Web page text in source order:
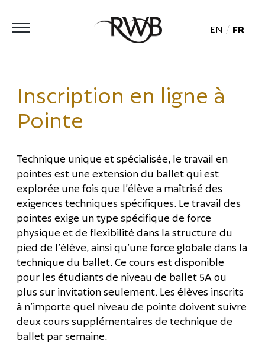
EN FR
Inscription en ligne à
Pointe
Technique unique et spécialisée, le travail en
pointes est une extension du ballet qui est
explorée une fois que l’élève a maîtrisé des
exigences techniques spécifiques. Le travail des
pointes exige un type spécifique de force
physique et de flexibilité dans la structure du
pied de l’élève, ainsi qu’une force globale dans la
technique du ballet. Ce cours est disponible
pour les étudiants de niveau de ballet 5A ou
plus sur invitation seulement. Les élèves inscrits
à n’importe quel niveau de pointe doivent suivre
deux cours supplémentaires de technique de
ballet par semaine.